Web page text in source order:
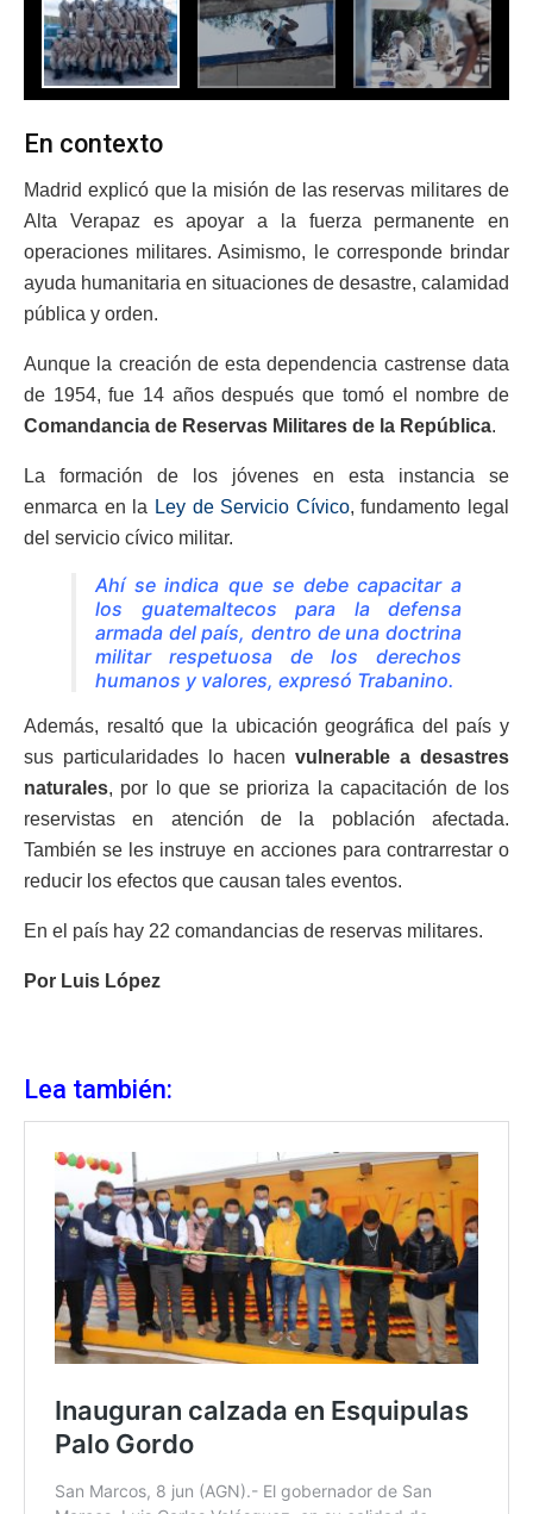
En contexto
Madrid explicó que la misión de las reservas militares de
Alta Verapaz es apoyar a la fuerza permanente en
operaciones militares. Asimismo, le corresponde brindar
ayuda humanitaria en situaciones de desastre, calamidad
pública y orden.
Aunque la creación de esta dependencia castrense data
de 1954, fue 14 años después que tomó el nombre de
Comandancia de Reservas Militares de la República.
La formación de los jóvenes en esta instancia se
enmarca en la Ley de Servicio Cívico, fundamento legal
del servicio cívico militar.
Ahí se indica que se debe capacitar a
los guatemaltecos para la defensa
armada del país, dentro de una doctrina
militar respetuosa de los derechos
humanos y valores, expresó Trabanino.
Además, resaltó que la ubicación geográfica del país y
sus particularidades lo hacen vulnerable a desastres
naturales, por lo que se prioriza la capacitación de los
reservistas en atención de la población afectada.
También se les instruye en acciones para contrarrestar o
reducir los efectos que causan tales eventos.
En el país hay 22 comandancias de reservas militares.
Por Luis López
Lea también: